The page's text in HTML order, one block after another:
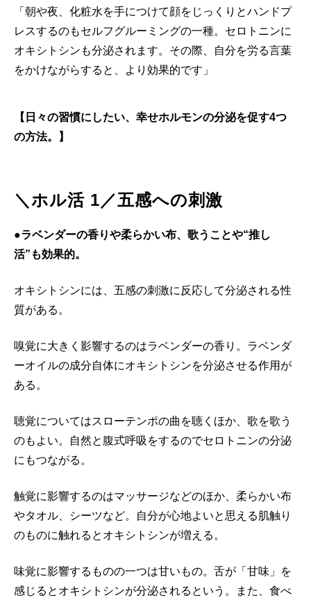
「朝や夜、化粧水を手につけて顔をじっくりとハンドプ
レスするのもセルフグルーミングの一種。セロトニンに
オキシトシンも分泌されます。その際、自分を労る言葉
をかけながらすると、より効果的です」
【日々の習慣にしたい、幸せホルモンの分泌を促す4つ
の方法。】
＼ホル活 1／五感への刺激
●ラベンダーの香りや柔らかい布、歌うことや“推し
活”も効果的。
オキシトシンには、五感の刺激に反応して分泌される性
質がある。
嗅覚に大きく影響するのはラベンダーの香り。ラベンダ
ーオイルの成分自体にオキシトシンを分泌させる作用が
ある。
聴覚についてはスローテンポの曲を聴くほか、歌を歌う
のもよい。自然と腹式呼吸をするのでセロトニンの分泌
にもつながる。
触覚に影響するのはマッサージなどのほか、柔らかい布
やタオル、シーツなど。自分が心地よいと思える肌触り
のものに触れるとオキシトシンが増える。
味覚に影響するものの一つは甘いもの。舌が「甘味」を
感じるとオキシトシンが分泌されるという。また、食べ